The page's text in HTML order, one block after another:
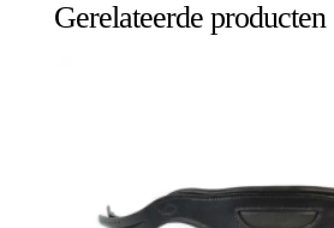
Gerelateerde producten